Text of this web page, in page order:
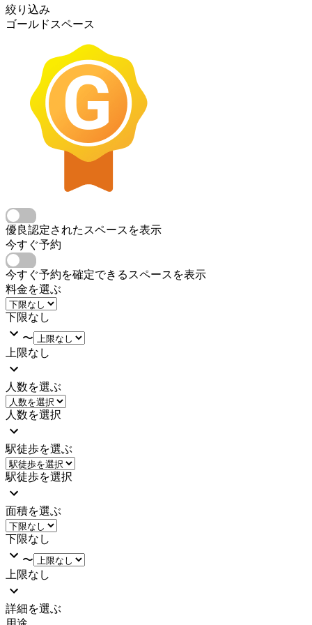
絞り込み
ゴールドスペース
優良認定されたスペースを表示
今すぐ予約
今すぐ予約を確定できるスペースを表示
料金を選ぶ
下限なし
〜
上限なし
人数を選ぶ
人数を選択
駅徒歩を選ぶ
駅徒歩を選択
面積を選ぶ
下限なし
〜
上限なし
詳細を選ぶ